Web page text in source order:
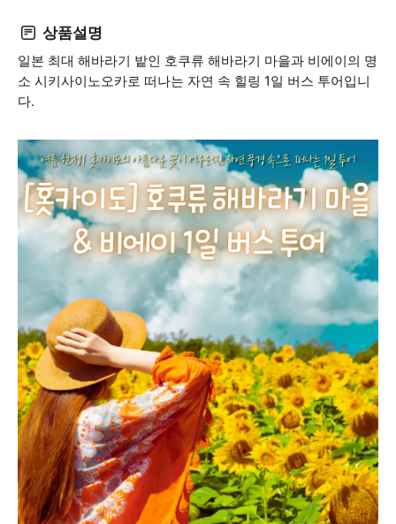
상품설명
일본 최대 해바라기 밭인 호쿠류 해바라기 마을과 비에이의 명
소 시키사이노오카로 떠나는 자연 속 힐링 1일 버스 투어입니
다.